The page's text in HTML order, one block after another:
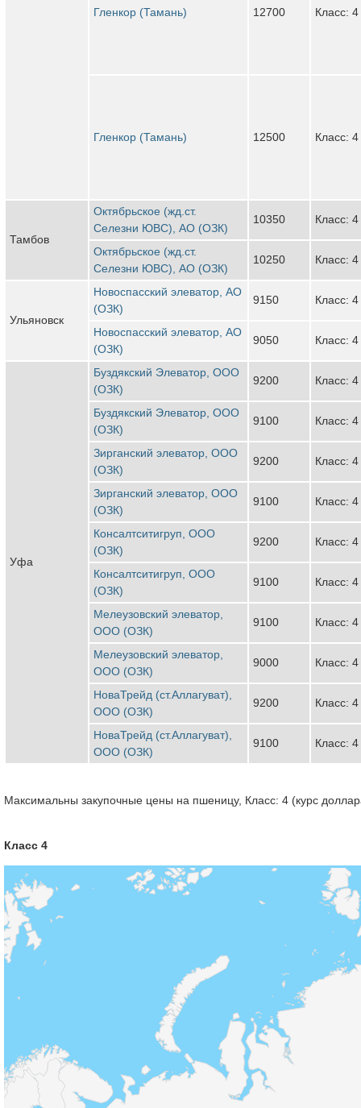
Гленкор (Тамань) 12700 Класс: 4
Гленкор (Тамань) 12500 Класс: 4
Тамбов
Октябрьское (жд.ст.
Селезни ЮВС), АО (ОЗК)
10350 Класс: 4
Октябрьское (жд.ст.
Селезни ЮВС), АО (ОЗК)
10250 Класс: 4
Ульяновск
Новоспасский элеватор, АО
(ОЗК)
9150 Класс: 4
Новоспасский элеватор, АО
(ОЗК)
9050 Класс: 4
Уфа
Буздякский Элеватор, ООО
(ОЗК)
9200 Класс: 4
Буздякский Элеватор, ООО
(ОЗК)
9100 Класс: 4
Зирганский элеватор, ООО
(ОЗК)
9200 Класс: 4
Зирганский элеватор, ООО
(ОЗК)
9100 Класс: 4
Консалтситигруп, ООО
(ОЗК)
9200 Класс: 4
Консалтситигруп, ООО
(ОЗК)
9100 Класс: 4
Мелеузовский элеватор,
ООО (ОЗК)
9100 Класс: 4
Мелеузовский элеватор,
ООО (ОЗК)
9000 Класс: 4
НоваТрейд (ст.Аллагуват),
ООО (ОЗК)
9200 Класс: 4
НоваТрейд (ст.Аллагуват),
ООО (ОЗК)
9100 Класс: 4
Максимальны закупочные цены на пшеницу, Класс: 4 (курс
Класс 4